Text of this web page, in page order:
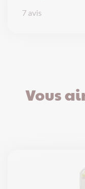
7 avis
Vous